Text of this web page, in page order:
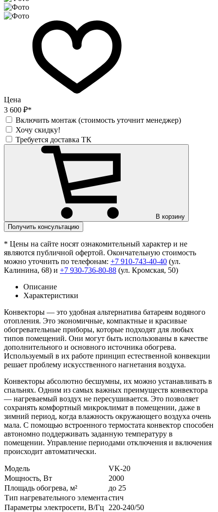
Цена
3 600 ₽*
Включить монтаж (стоимость уточнит менеджер)
Хочу скидку!
Требуется доставка ТК
В корзину
Получить консультацию
* Цены на сайте носят ознакомительный характер и не
являются публичной офертой. Окончательную стоимость
можно уточнить по телефонам: +7 910-743-40-40 (ул.
Калинина, 68) и +7 930-736-80-88 (ул. Кромская, 50)
Описание
Характеристики
Конвекторы — это удобная альтернатива батареям водяного
отопления. Это экономичные, компактные и красивые
обогревательные приборы, которые подходят для любых
типов помещений. Они могут быть использованы в качестве
дополнительного и основного источника обогрева.
Используемый в их работе принцип естественной конвекции
решает проблему искусственного нагнетания воздуха.
Конвекторы абсолютно бесшумны, их можно устанавливать в
спальнях. Одним из самых важных преимуществ конвектора
— нагреваемый воздух не пересушивается. Это позволяет
сохранять комфортный микроклимат в помещении, даже в
зимний период, когда влажность окружающего воздуха очень
мала. С помощью встроенного термостата конвектор способен
автономно поддерживать заданную температуру в
помещении. Управление периодами отключения и включения
происходит автоматически.
Модель
VK-20
Мощность, Вт
2000
Площадь обогрева, м²
до 25
Тип нагревательного элементастич
Параметры электросети, В/Гц
220-240/50